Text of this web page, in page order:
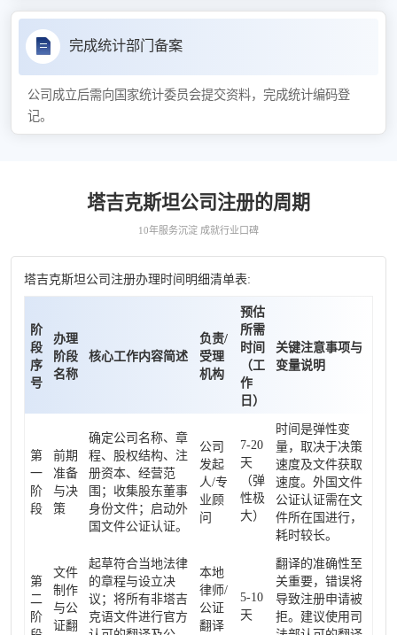
完成统计部门备案
公司成立后需向国家统计委员会提交资料，完成统计编码登
记。
塔吉克斯坦公司注册的周期
10年服务沉淀 成就行业口碑
塔吉克斯坦公司注册办理时间明细清单表:
阶
段
序
号
办理
阶段
名称
核心工作内容简述
负责/
受理
机构
预估
所需
时间
（工
作
日）
关键注意事项与
变量说明
第
一
阶
段
前期
准备
与决
策
确定公司名称、章
程、股权结构、注
册资本、经营范
围；收集股东董事
身份文件；启动外
国文件公证认证。
公司
发起
人/专
业顾
问
7-20
天
（弹
性极
大）
时间是弹性变
量，取决于决策
速度及文件获取
速度。外国文件
公证认证需在文
件所在国进行，
耗时较长。
第
二
阶
文件
制作
与公
证翻
起草符合当地法律
的章程与设立决
议；将所有非塔吉
克语文件进行官方
本地
律师/
公证
翻译
5-10
天
翻译的准确性至
关重要，错误将
导致注册申请被
拒。建议使用司